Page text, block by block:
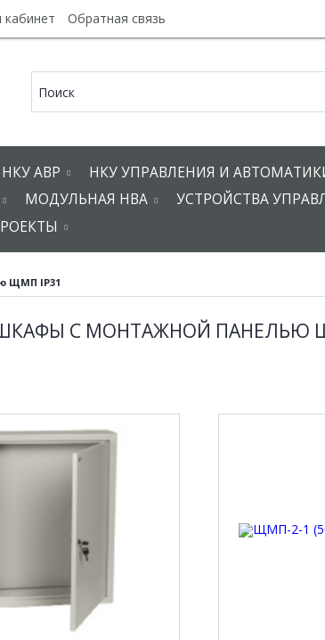
Обратная связь
НКУ АВР НКУ УПРАВЛЕНИЯ И
МОДУЛЬНАЯ НВА
УСТРОЙСТВА
ЩМП IP31
С МОНТАЖНОЙ ПАНЕЛЬЮ